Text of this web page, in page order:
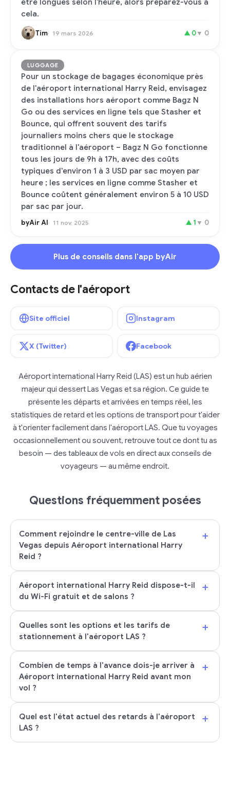
être longues selon l'heure, alors préparez-vous à
cela.
Tim 19 mars 2026 ▲ 0▼ 0
LUGGAGE
Pour un stockage de bagages économique près
de l'aéroport international Harry Reid, envisagez
des installations hors aéroport comme Bagz N
Go ou des services en ligne tels que Stasher et
Bounce, qui offrent souvent des tarifs
journaliers moins chers que le stockage
traditionnel à l'aéroport – Bagz N Go fonctionne
tous les jours de 9h à 17h, avec des coûts
typiques d'environ 1 à 3 USD par sac moyen par
heure ; les services en ligne comme Stasher et
Bounce coûtent généralement environ 5 à 10 USD
par sac par jour.
byAir AI 11 nov. 2025 ▲ 1 ▼ 0
Plus de conseils dans l'app byAir
Contacts de l'aéroport
Site officiel Instagram
X (Twitter) Facebook
Aéroport international Harry Reid (LAS) est un hub aérien
majeur qui dessert Las Vegas et sa région. Ce guide te
présente les départs et arrivées en temps réel, les
statistiques de retard et les options de transport pour t'aider
à t'orienter facilement dans l'aéroport LAS. Que tu voyages
occasionnellement ou souvent, retrouve tout ce dont tu as
besoin — des tableaux de vols en direct aux conseils de
voyageurs — au même endroit.
Questions fréquemment posées
Comment rejoindre le centre-ville de Las
Vegas depuis Aéroport international Harry
Reid ?
+
Aéroport international Harry Reid dispose-t-il
du Wi-Fi gratuit et de salons ?
+
Quelles sont les options et les tarifs de
stationnement à l'aéroport LAS ?
+
Combien de temps à l'avance dois-je arriver à
Aéroport international Harry Reid avant mon
vol ?
+
Quel est l'état actuel des retards à l'aéroport
LAS ?
+